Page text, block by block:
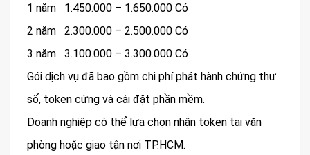
1 năm 1.450.000 – 1.650.000 Có
2 năm 2.300.000 – 2.500.000 Có
3 năm 3.100.000 – 3.300.000 Có
Gói dịch vụ đã bao gồm chi phí phát hành chứng thư
số, token cứng và cài đặt phần mềm.
Doanh nghiệp có thể lựa chọn nhận token tại văn
phòng hoặc giao tận nơi TP.HCM.